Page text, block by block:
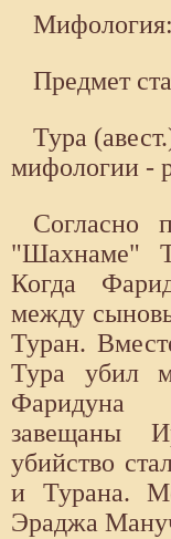
Предмет
Тура
мифологии -
Согласно
"Шахнаме"
Когда
между
Туран.
Тура убил
Фаридуна
завещаны
убийство
и Турана.
Эраджа